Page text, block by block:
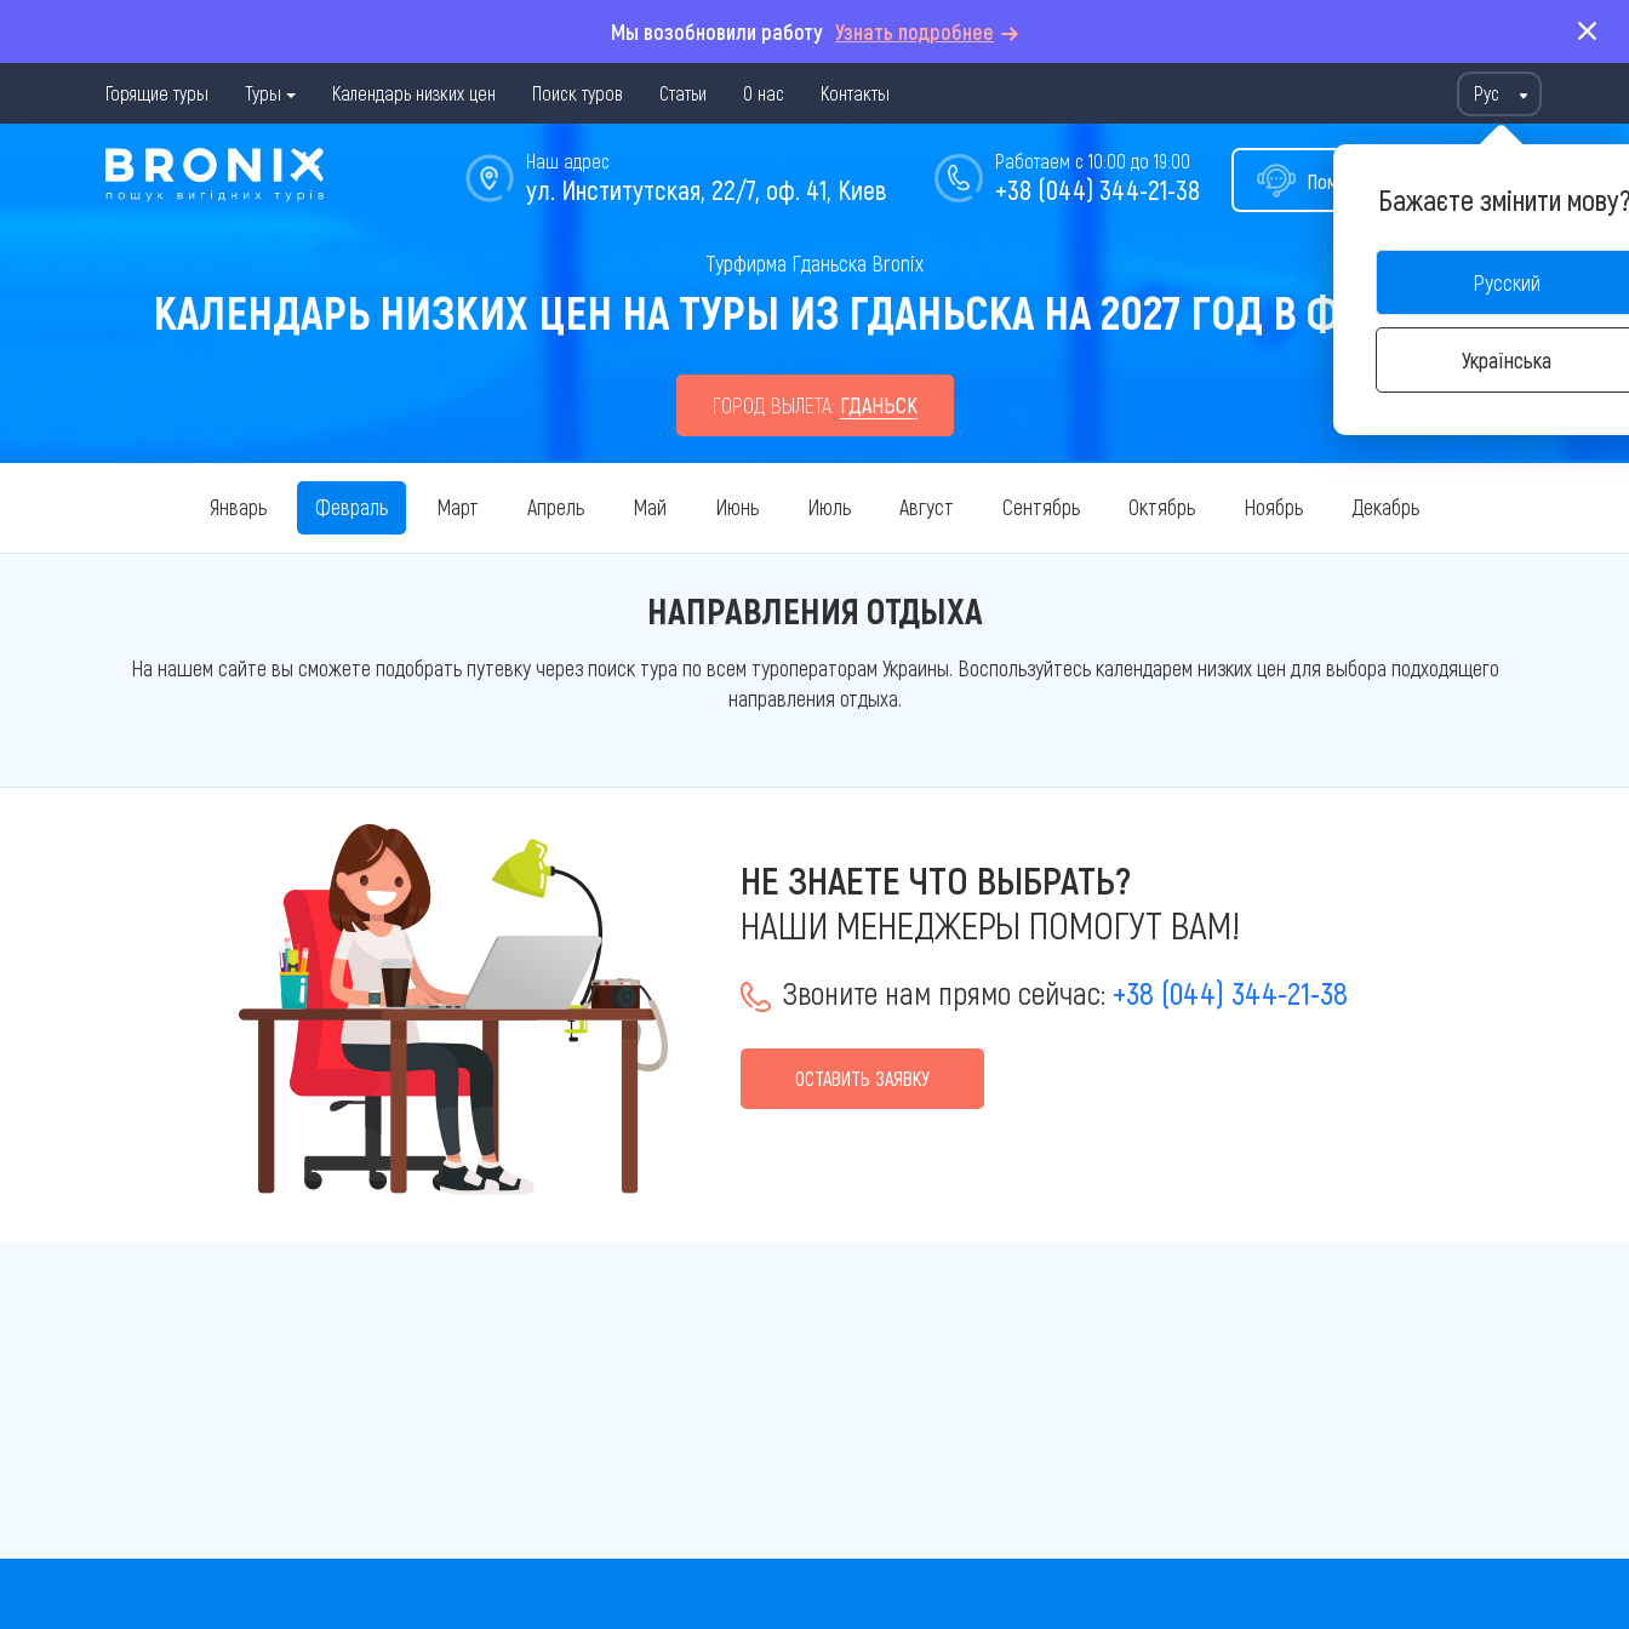
Мы возобновили работу Узнать подробнее
Горящие туры Туры Календарь низких цен Поиск туров Статьи О нас Контакты Рус
Бажаєте змінити
Русский
Українська
Помощь в подборе тура
Работаем с 10:00 до 19:00
+38 (044) 344-21-38
Наш адрес
ул. Институтская, 22/7, оф. 41, Киев
Турфирма Гданьска Bronix
КАЛЕНДАРЬ НИЗКИХ ЦЕН НА ТУРЫ ИЗ ГДАНЬСКА НА 2027 ГОД В ФЕВРАЛЕ
ГОРОД ВЫЛЕТА: ГДАНЬСК
Январь Февраль Март Апрель Май Июнь Июль Август Сентябрь Октябрь Ноябрь Декабрь
НАПРАВЛЕНИЯ ОТДЫХА
На нашем сайте вы сможете подобрать путевку через поиск тура по всем туроператорам Украины. Воспользуйтесь календарем низких цен для выбора подходящего
направления отдыха.
НЕ ЗНАЕТЕ ЧТО ВЫБРАТЬ?
НАШИ МЕНЕДЖЕРЫ ПОМОГУТ ВАМ!
Звоните нам прямо сейчас: +38 (044) 344-21-38
ОСТАВИТЬ ЗАЯВКУ